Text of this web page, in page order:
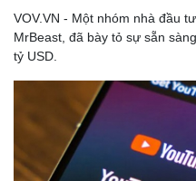
Thể thao
Bóng đá
Lịch thi đấu bóng đá
VOV.VN - Một nhóm nhà đầu
MrBeast, đã bày tỏ sự sẵn
tỷ USD.